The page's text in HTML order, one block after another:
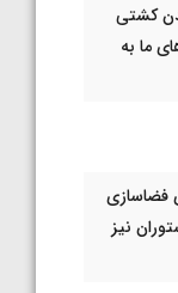
کشتی
ما به
فضاسازی
نیز